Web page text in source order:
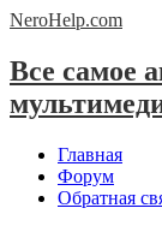
NeroHelp.com
Все самое
Главная
Форум
Обратная